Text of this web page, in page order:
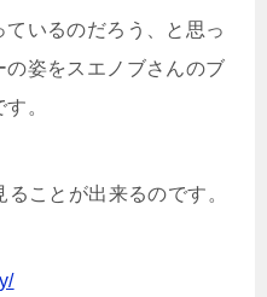
いるのだろう、と思っ
姿をスエノブさんのブ
。
ことが出来るのです。